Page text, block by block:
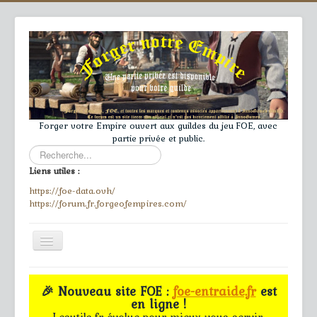
Forger votre Empire ouvert aux guildes du jeu FOE, avec
partie privée et public.
Rechercher
Liens utiles :
https://foe-data.ovh/
https://forum.fr.forgeofempires.com/
Toggle
Navigation
≡
Accueil
🎉 Nouveau site FOE :foe-entraide.frest
en ligne !